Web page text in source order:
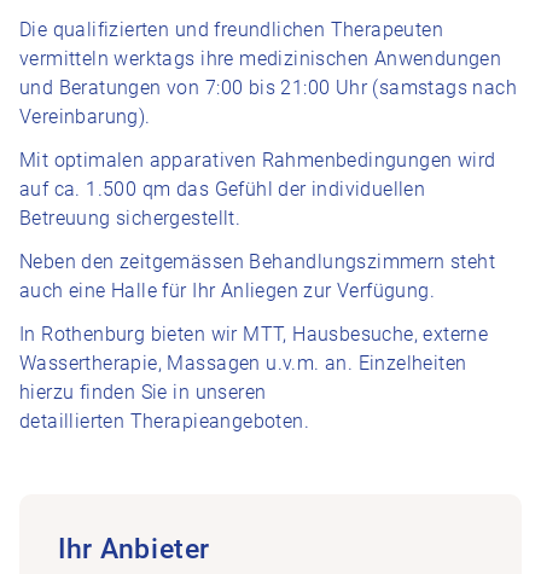
Die qualifizierten und freundlichen Therapeuten
vermitteln werktags ihre medizinischen Anwendungen
und Beratungen von 7:00 bis 21:00 Uhr (samstags nach
Vereinbarung).
Mit optimalen apparativen Rahmenbedingungen wird
auf ca. 1.500 qm das Gefühl der individuellen
Betreuung sichergestellt.
Neben den zeitgemässen Behandlungszimmern steht
auch eine Halle für Ihr Anliegen zur Verfügung.
In Rothenburg bieten wir MTT, Hausbesuche, externe
Wassertherapie, Massagen u.v.m. an. Einzelheiten
hierzu finden Sie in unseren
detaillierten Therapieangeboten.
Ihr Anbieter